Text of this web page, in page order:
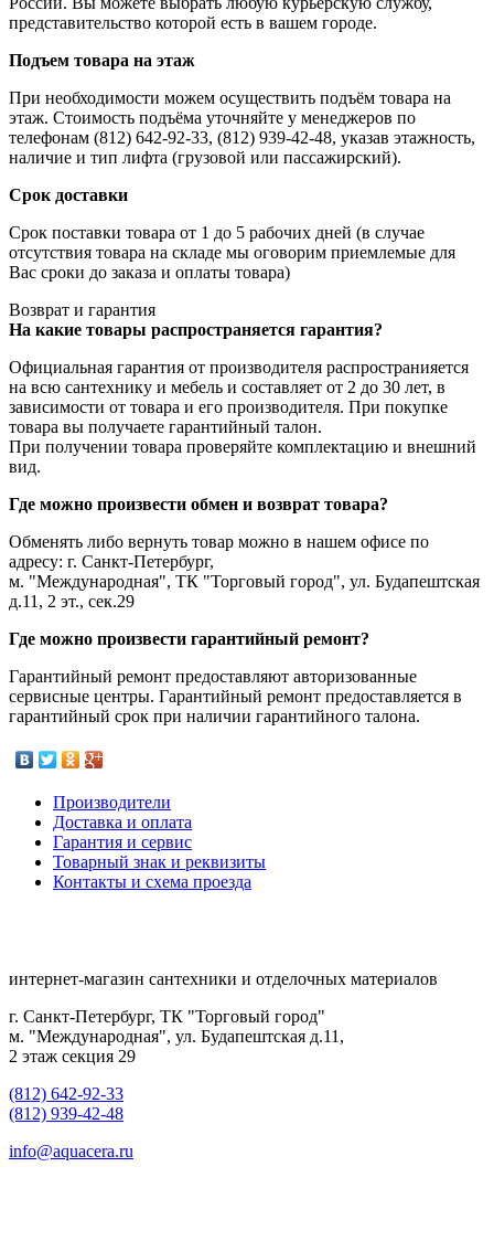
представительство которой есть в вашем городе.
Подъем товара на этаж
При необходимости можем осуществить подъём товара на
этаж. Стоимость подъёма уточняйте у менеджеров по
телефонам (812) 642-92-33, (812) 939-42-48, указав этажность,
наличие и тип лифта (грузовой или пассажирский).
Срок доставки
Срок поставки товара от 1 до 5 рабочих дней (в случае
отсутствия товара на складе мы оговорим приемлемые для
Вас сроки до заказа и оплаты товара)
Возврат и гарантия
На какие товары распространяется гарантия?
Официальная гарантия от производителя распространияется
на всю сантехнику и мебель и составляет от 2 до 30 лет, в
зависимости от товара и его производителя. При покупке
товара вы получаете гарантийный талон.
При получении товара проверяйте комплектацию и внешний
вид.
Где можно произвести обмен и возврат товара?
Обменять либо вернуть товар можно в нашем офисе по
адресу: г. Санкт-Петербург,
м. "Международная", ТК "Торговый город", ул. Будапештская
д.11, 2 эт., сек.29
Где можно произвести гарантийный ремонт?
Гарантийный ремонт предоставляют авторизованные
сервисные центры. Гарантийный ремонт предоставляется в
гарантийный срок при наличии гарантийного талона.
Производители
Доставка и оплата
Гарантия и сервис
Товарный знак и реквизиты
Контакты и схема проезда
интернет-магазин сантехники и отделочных материалов
г. Санкт-Петербург, ТК "Торговый город"
м. "Международная", ул. Будапештская д.11,
2 этаж секция 29
(812) 642-92-33
(812) 939-42-48
info@aquacera.ru